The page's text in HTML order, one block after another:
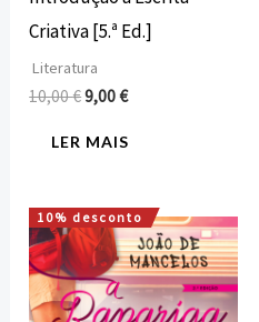
Criativa [5.ª Ed.]
Literatura
10,00€9,00€
LER MAIS
10% desconto
O
preço
original
era:
8,00 €.
O
preço
atual
é:
7,20 €.